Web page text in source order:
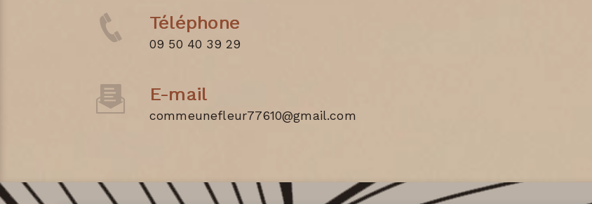
Téléphone
09 50 40 39 29
E-mail
commeunefleur77610@gmail.com